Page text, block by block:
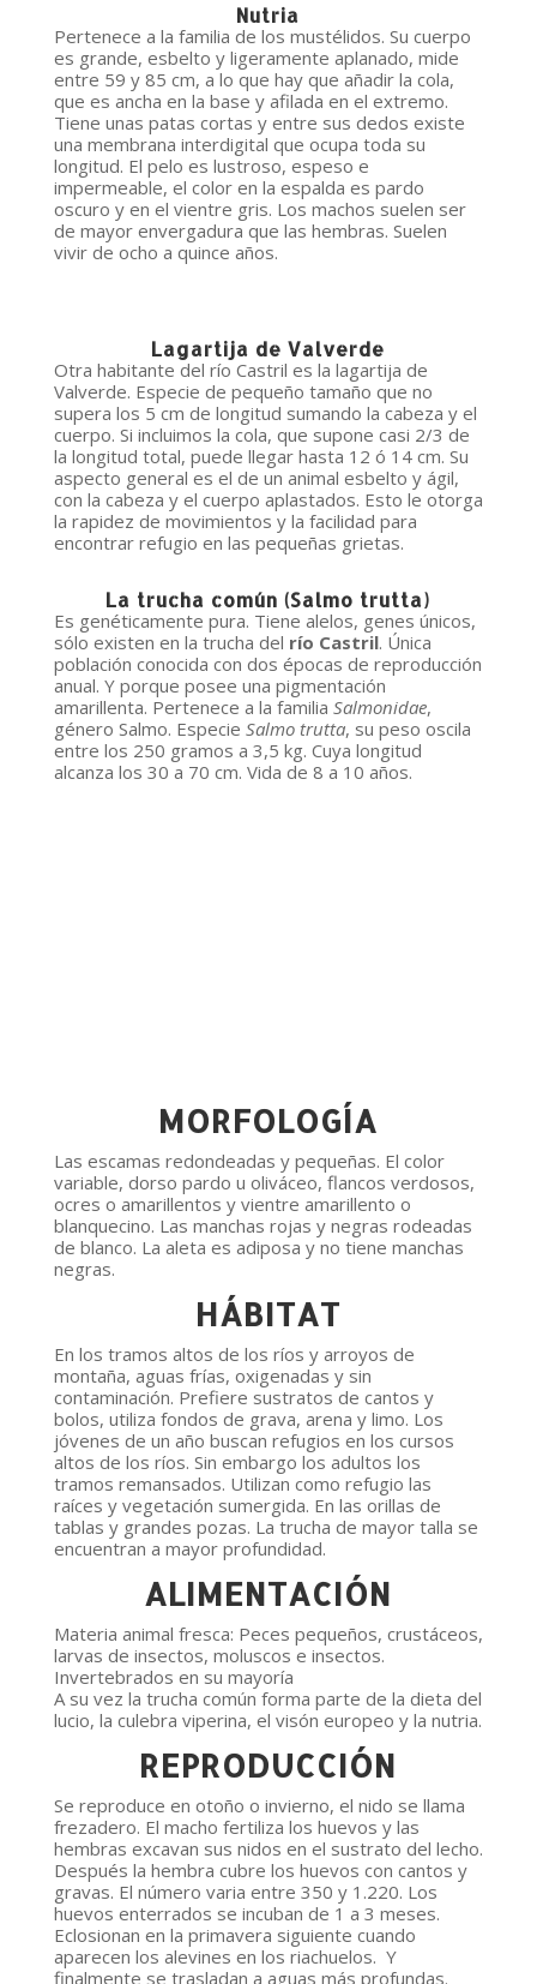
Nutria
Pertenece a la familia de los mustélidos. Su cuerpo
es grande, esbelto y ligeramente aplanado, mide
entre 59 y 85 cm, a lo que hay que añadir la cola,
que es ancha en la base y afilada en el extremo.
Tiene unas patas cortas y entre sus dedos existe
una membrana interdigital que ocupa toda su
longitud. El pelo es lustroso, espeso e
impermeable, el color en la espalda es pardo
oscuro y en el vientre gris. Los machos suelen ser
de mayor envergadura que las hembras. Suelen
vivir de ocho a quince años.
Lagartija de Valverde
Otra habitante del río Castril es la lagartija de
Valverde. Especie de pequeño tamaño que no
supera los 5 cm de longitud sumando la cabeza y el
cuerpo. Si incluimos la cola, que supone casi 2/3 de
la longitud total, puede llegar hasta 12 ó 14 cm. Su
aspecto general es el de un animal esbelto y ágil,
con la cabeza y el cuerpo aplastados. Esto le otorga
la rapidez de movimientos y la facilidad para
encontrar refugio en las pequeñas grietas.
La trucha común (Salmo trutta)
Es genéticamente pura. Tiene alelos, genes únicos,
sólo existen en la trucha del río Castril. Única
población conocida con dos épocas de reproducción
anual. Y porque posee una pigmentación
amarillenta. Pertenece a la familia Salmonidae,
género Salmo. Especie Salmo trutta, su peso oscila
entre los 250 gramos a 3,5 kg. Cuya longitud
alcanza los 30 a 70 cm. Vida de 8 a 10 años.
MORFOLOGÍA
Las escamas redondeadas y pequeñas. El color
variable, dorso pardo u oliváceo, flancos verdosos,
ocres o amarillentos y vientre amarillento o
blanquecino. Las manchas rojas y negras rodeadas
de blanco. La aleta es adiposa y no tiene manchas
negras.
HÁBITAT
En los tramos altos de los ríos y arroyos de
montaña, aguas frías, oxigenadas y sin
contaminación. Prefiere sustratos de cantos y
bolos, utiliza fondos de grava, arena y limo. Los
jóvenes de un año buscan refugios en los cursos
altos de los ríos. Sin embargo los adultos los
tramos remansados. Utilizan como refugio las
raíces y vegetación sumergida. En las orillas de
tablas y grandes pozas. La trucha de mayor talla se
encuentran a mayor profundidad.
ALIMENTACIÓN
Materia animal fresca: Peces pequeños, crustáceos,
larvas de insectos, moluscos e insectos.
Invertebrados en su mayoría
A su vez la trucha común forma parte de la dieta del
lucio, la culebra viperina, el visón europeo y la nutria.
REPRODUCCIÓN
Se reproduce en otoño o invierno, el nido se llama
frezadero. El macho fertiliza los huevos y las
hembras excavan sus nidos en el sustrato del lecho.
Después la hembra cubre los huevos con cantos y
gravas. El número varia entre 350 y 1.220. Los
huevos enterrados se incuban de 1 a 3 meses.
Eclosionan en la primavera siguiente cuando
aparecen los alevines en los riachuelos. Y
finalmente se trasladan a aguas más profundas.